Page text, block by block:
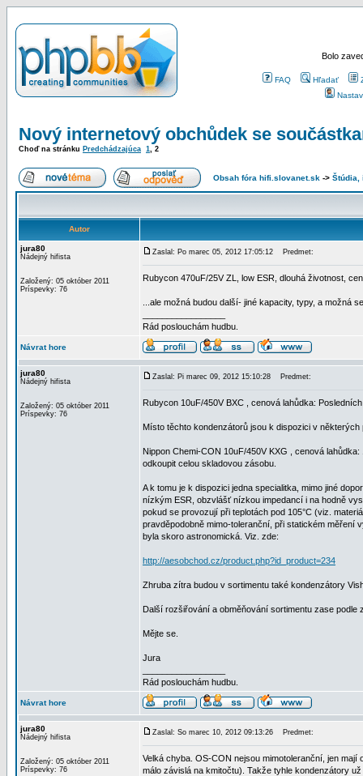
Bolo
FAQ Hľadať
Nový internetový obchůdek se
Choď na stránku Predchádzajúca 1, 2
Obsah fóra hifi.slovanet.sk -> Štúdia,
Autor
jura80
Nádejný hifista
Založený: 05 október 2011
Príspevky: 76
Zaslal: Po marec 05, 2012 17:05:12 Predmet:
Rubycon 470uF/25V ZL, low ESR, dlouhá životnost,
...ale možná budou další- jiné kapacity, typy, a možná
Rád poslouchám hudbu.
Návrat hore
jura80
Nádejný hifista
Založený: 05 október 2011
Príspevky: 76
Zaslal: Pi marec 09, 2012 15:10:28 Predmet:
Rubycon 10uF/450V BXC , cenová lahůdka:
Místo těchto kondenzátorů jsou k dispozici v
Nippon Chemi-CON 10uF/450V KXG , cenová
odkoupit celou skladovou zásobu.
A k tomu je k dispozici jedna specialitka, mimo jiné
nízkým ESR, obzvlášť nízkou impedancí i na hodně
pokud se provozují při teplotách pod 105°C (viz.
pravděpodobně mimo-toleranční, při statickém měření
byla skoro astronomická. Viz. zde:
http://aesobchod.cz/product.php?id_product=234
Zhruba zítra budou v sortimentu také kondenzátory
Další rozšiřování a obměňování sortimentu zase podle
Mějte se.
Jura
Rád poslouchám hudbu.
Návrat hore
jura80
Nádejný hifista
Založený: 05 október 2011
Príspevky: 76
Zaslal: So marec 10, 2012 09:13:26 Predmet:
Velká chyba. OS-CON nejsou mimotoleranční, jen
málo závislá na kmitočtu). Takže tyhle kondenzátory